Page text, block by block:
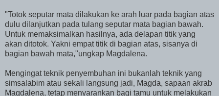
"Totok seputar mata dilakukan ke arah luar pada bagian atas
dulu dilanjutkan pada tulang seputar mata bagian bawah.
Untuk memaksimalkan hasilnya, ada delapan titik yang
akan ditotok. Yakni empat titik di bagian atas, sisanya di
bagian bawah mata,"ungkap Magdalena.
Mengingat teknik penyembuhan ini bukanlah teknik yang
simsalabim atau sekali langsung jadi, Magda, sapaan akrab
Magdalena, tetap menyarankan bagi tamu untuk melakukan